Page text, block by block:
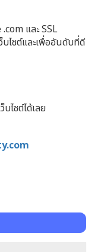
และ SSL
ไซต์และเพื่ออันดับที่ดี
ไซต์ได้เลย